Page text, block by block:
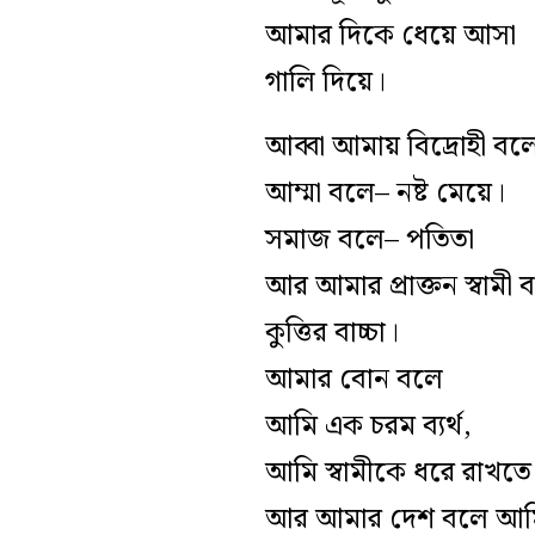
আমার দিকে ধেয়ে আসা
গালি দিয়ে।
আব্বা আমায় বিদ্রোহী
আম্মা বলে– নষ্ট মেয়ে।
সমাজ বলে– পতিতা
আর আমার প্রাক্তন স্বামী
কুত্তির বাচ্চা।
আমার বোন বলে
আমি এক চরম ব্যর্থ,
আমি স্বামীকে ধরে রাখতে
আর আমার দেশ বলে